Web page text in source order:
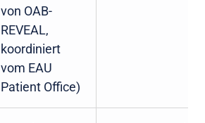
von OAB-
REVEAL,
koordiniert
vom EAU
Patient Office)